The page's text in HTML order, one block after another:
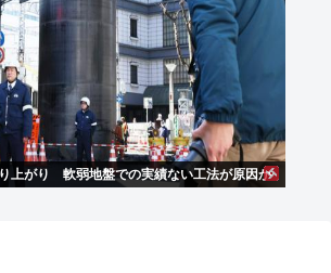
上がり 軟弱地盤での実績ない工法が原因か